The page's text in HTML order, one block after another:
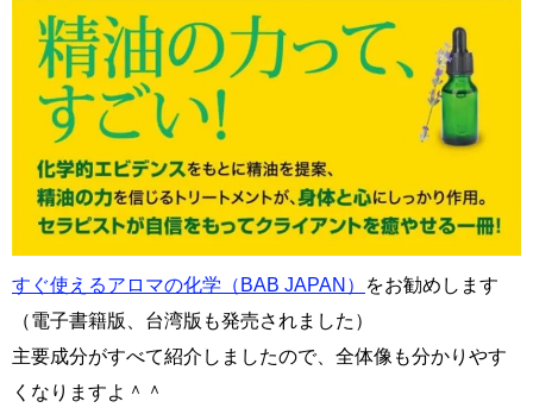
すぐ使えるアロマの化学（BAB JAPAN）
をお勧めします
（電子書籍版、台湾版も発売されました）
主要成分がすべて紹介しましたので、全体像も分かりやす
くなりますよ＾＾